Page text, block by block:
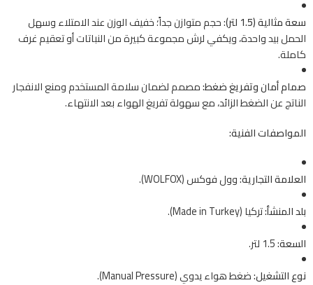
سعة مثالية (1.5 لتر):
حجم متوازن جداً؛ خفيف الوزن عند الامتلاء وسهل
الحمل بيد واحدة، ويكفي لرش مجموعة كبيرة من النباتات أو تعقيم غرف
كاملة.
صمام أمان وتفريغ ضغط:مصمم لضمان سلامة المستخدم ومنع الانفجار
الناتج عن الضغط الزائد، مع سهولة تفريغ الهواء بعد الانتهاء.
المواصفات الفنية:
العلامة التجارية:وول فوكس (WOLFOX).
بلد المنشأ:تركيا (Made in Turkey).
السعة:
نوع التشغيل:ضغط هواء يدوي (Manual Pressure).